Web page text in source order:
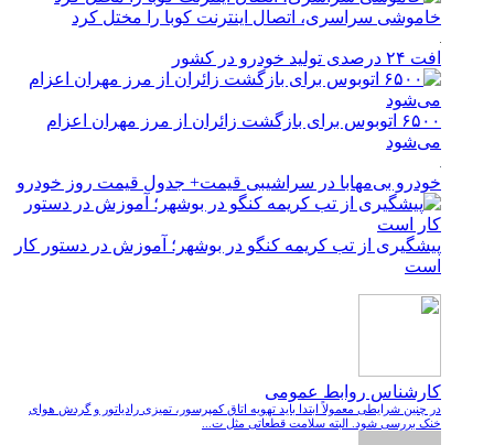
خاموشی سراسری، اتصال اینترنت کوبا را مختل کرد
افت ۲۴ درصدی تولید خودرو در کشور
۶۵۰۰ اتوبوس برای بازگشت زائران از مرز مهران اعزام
می‌شود
خودرو بی‌مهابا در سراشیبی قیمت+ جدول قیمت روز خودرو
پیشگیری از تب کریمه کنگو در بوشهر؛ آموزش در دستور کار
است
کارشناس روابط عمومی
در چنین شرایطی معمولاً ابتدا باید تهویه اتاق کمپرسور، تمیزی رادیاتور و گردش هوای
خنک بررسی شود. البته سلامت قطعاتی مثل ت...